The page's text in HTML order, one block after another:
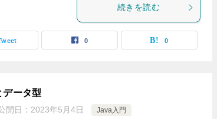
続きを読む
0 0
データ型
開日： 2023年5月4日 Java入門